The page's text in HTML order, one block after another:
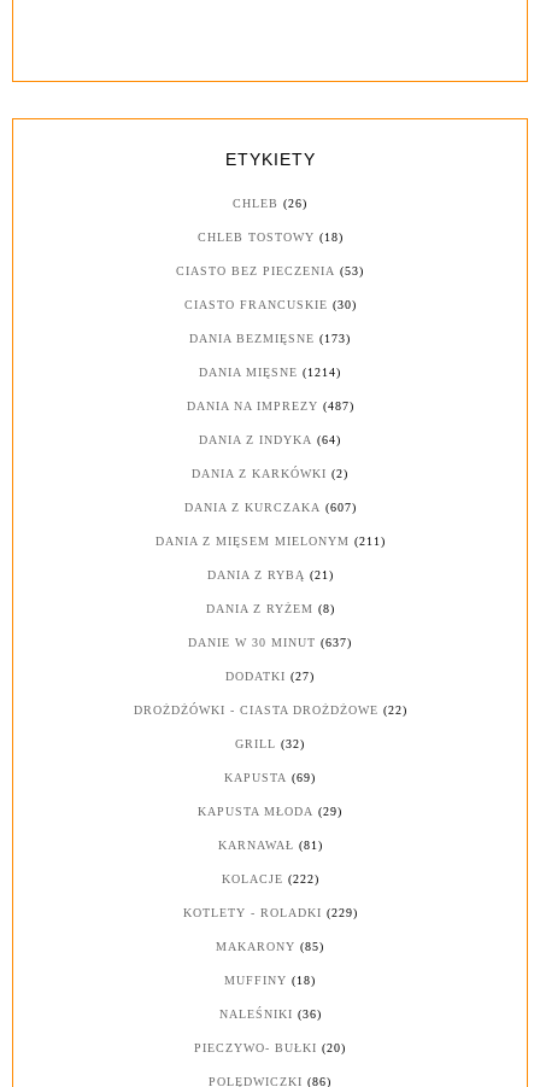
ETYKIETY
CHLEB (26)
CHLEB TOSTOWY (18)
CIASTO BEZ PIECZENIA (53)
CIASTO FRANCUSKIE (30)
DANIA BEZMIĘSNE (173)
DANIA MIĘSNE (1214)
DANIA NA IMPREZY (487)
DANIA Z INDYKA (64)
DANIA Z KARKÓWKI (2)
DANIA Z KURCZAKA (607)
DANIA Z MIĘSEM MIELONYM (211)
DANIA Z RYBĄ (21)
DANIA Z RYŻEM (8)
DANIE W 30 MINUT (637)
DODATKI (27)
DROŻDŻÓWKI - CIASTA DROŻDŻOWE (22)
GRILL (32)
KAPUSTA (69)
KAPUSTA MŁODA (29)
KARNAWAŁ (81)
KOLACJE (222)
KOTLETY - ROLADKI (229)
MAKARONY (85)
MUFFINY (18)
NALEŚNIKI (36)
PIECZYWO- BUŁKI (20)
POLĘDWICZKI (86)